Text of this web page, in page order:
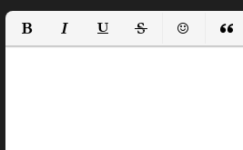
Полужирный
КурсивПодчеркнутый
Зачеркнутый
Вставить